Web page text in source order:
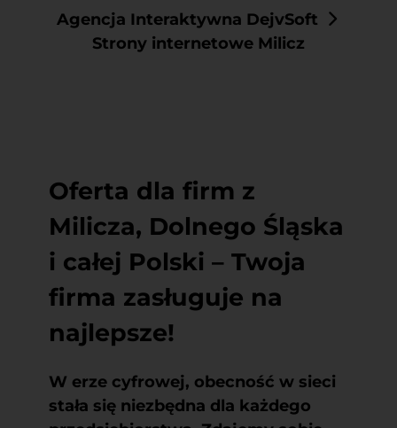
Agencja Interaktywna DejvSoft
Strony internetowe Milicz
Oferta dla firm z
Milicza, Dolnego Śląska
i całej Polski – Twoja
firma zasługuje na
najlepsze!
W erze cyfrowej, obecność w sieci
stała się niezbędna dla każdego